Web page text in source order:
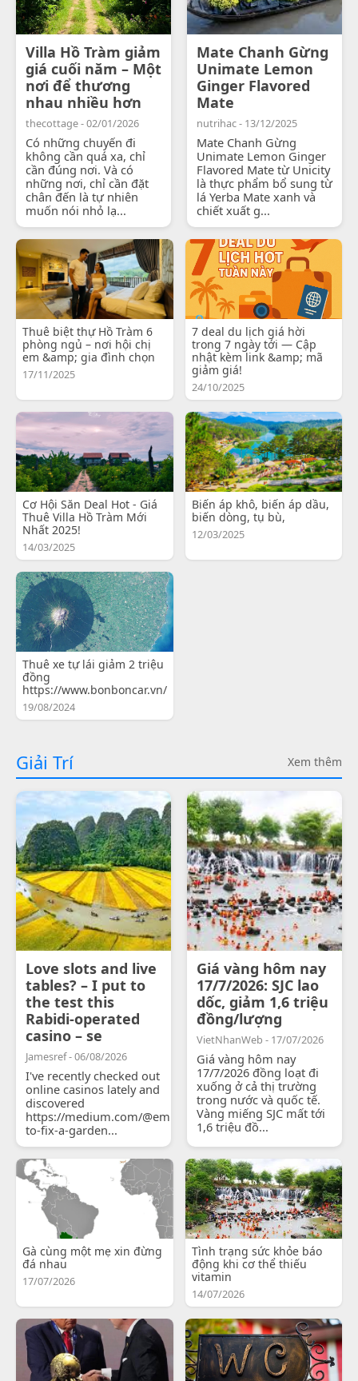
Villa Hồ Tràm giảm
giá cuối năm – Một
nơi để thương
nhau nhiều hơn
thecottage - 02/01/2026
Có những chuyến đi
không cần quá xa, chỉ
cần đúng nơi. Và có
những nơi, chỉ cần đặt
chân đến là tự nhiên
muốn nói nhỏ lạ...
Mate Chanh Gừng
Unimate Lemon
Ginger Flavored
Mate
nutrihac - 13/12/2025
Mate Chanh Gừng
Unimate Lemon Ginger
Flavored Mate từ Unicity
là thực phẩm bổ sung từ
lá Yerba Mate xanh và
chiết xuất g...
Thuê biệt thự Hồ Tràm 6
phòng ngủ – nơi hội chị
em &amp; gia đình chọn
17/11/2025
7 deal du lịch giá hời
trong 7 ngày tới — Cập
nhật kèm link &amp; mã
giảm giá!
24/10/2025
Cơ Hội Săn Deal Hot - Giá
Thuê Villa Hồ Tràm Mới
Nhất 2025!
14/03/2025
Biến áp khô, biến áp dầu,
biến dòng, tụ bù,
12/03/2025
Thuê xe tự lái giảm 2 triệu
đồng
https://www.bonboncar.vn/
19/08/2024
Giải Trí Xem thêm
Love slots and live
tables? – I put to
the test this
Rabidi-operated
casino – se
Jamesref - 06/08/2026
I've recently checked out
online casinos lately and
discovered
https://medium.com/@emilyjohnsonready/how-
to-fix-a-garden...
Giá vàng hôm nay
17/7/2026: SJC lao
dốc, giảm 1,6 triệu
đồng/lượng
VietNhanWeb - 17/07/2026
Giá vàng hôm nay
17/7/2026 đồng loạt đi
xuống ở cả thị trường
trong nước và quốc tế.
Vàng miếng SJC mất tới
1,6 triệu đồ...
Gà cùng một mẹ xin đừng
đá nhau
17/07/2026
Tình trạng sức khỏe báo
động khi cơ thể thiếu
vitamin
14/07/2026